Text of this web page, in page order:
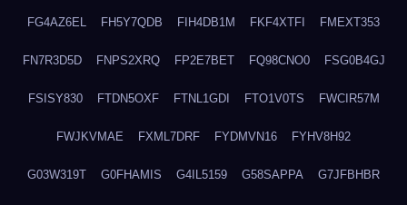
FG4AZ6EL FH5Y7QDB FIH4DB1M FKF4XTFI FMEXT353
FN7R3D5D FNPS2XRQ FP2E7BET FQ98CNO0 FSG0B4GJ
FSISY830 FTDN5OXF FTNL1GDI FTO1V0TS FWCIR57M
FWJKVMAE FXML7DRF FYDMVN16 FYHV8H92
G03W319T G0FHAMIS G4IL5159 G58SAPPA G7JFBHBR